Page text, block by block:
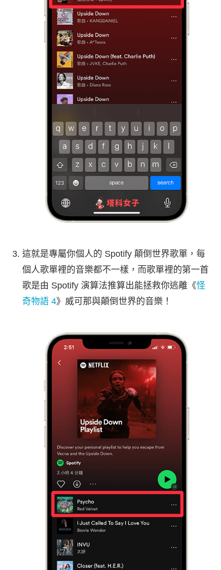
這就是專屬你個人的 Spotify 顛倒世界歌單，每
個人歌單裡的音樂都不一樣，而歌單裡的第一首
歌是由 Spotify 演算法推算出能拯救你逃離《怪
奇物語 4》威可那與顛倒世界的音樂！